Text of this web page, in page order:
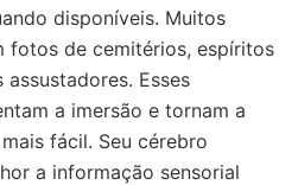
disponíveis. Muitos
fotos de cemitérios, espíritos
Esses
a imersão e tornam a
fácil. Seu cérebro
a informação sensorial